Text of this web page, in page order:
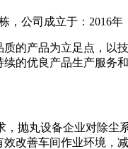
公司成立于：2016年
的产品为立足点，
的优良产品生产服务和
抛丸设备企业对除
改善车间作业环境